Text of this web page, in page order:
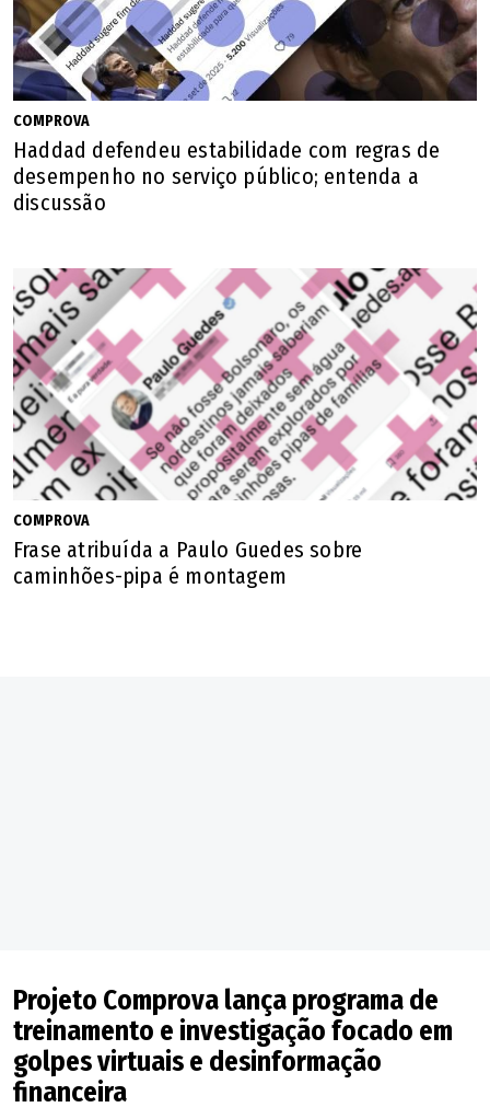
COMPROVA
Haddad defendeu estabilidade com regras de
desempenho no serviço público; entenda a
discussão
COMPROVA
Frase atribuída a Paulo Guedes sobre
caminhões-pipa é montagem
Projeto Comprova lança programa de
treinamento e investigação focado em
golpes virtuais e desinformação
financeira